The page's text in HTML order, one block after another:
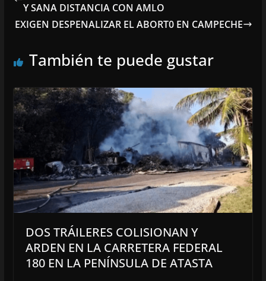
Y SANA DISTANCIA CON AMLO
EXIGEN DESPENALIZAR EL ABORT0 EN CAMPECHE
También te puede gustar
DOS TRÁILERES COLISIONAN Y
ARDEN EN LA CARRETERA FEDERAL
180 EN LA PENÍNSULA DE ATASTA